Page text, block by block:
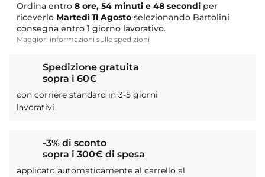
Ordina entro 8 ore, 54 minuti e 48 secondi per
riceverlo Martedì 11 Agosto selezionando Bartolini
consegna entro 1 giorno lavorativo.
Maggiori informazioni sulle spedizioni
Spedizione gratuita
sopra i 60€
con corriere standard in 3-5 giorni
lavorativi
-3% di sconto
sopra i 300€ di spesa
applicato automaticamente al carrello al